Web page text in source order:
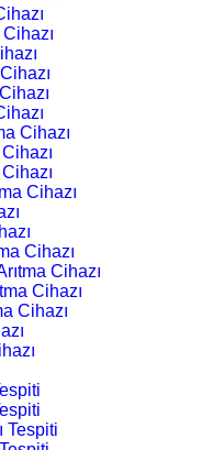
Cihazı
Cihazı
Cihazı
Cihazı
Cihazı
Cihazı
Tespiti